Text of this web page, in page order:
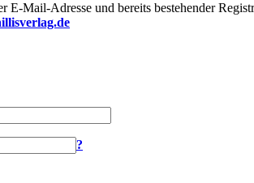
E-Mail-Adresse und bereits bestehender
?